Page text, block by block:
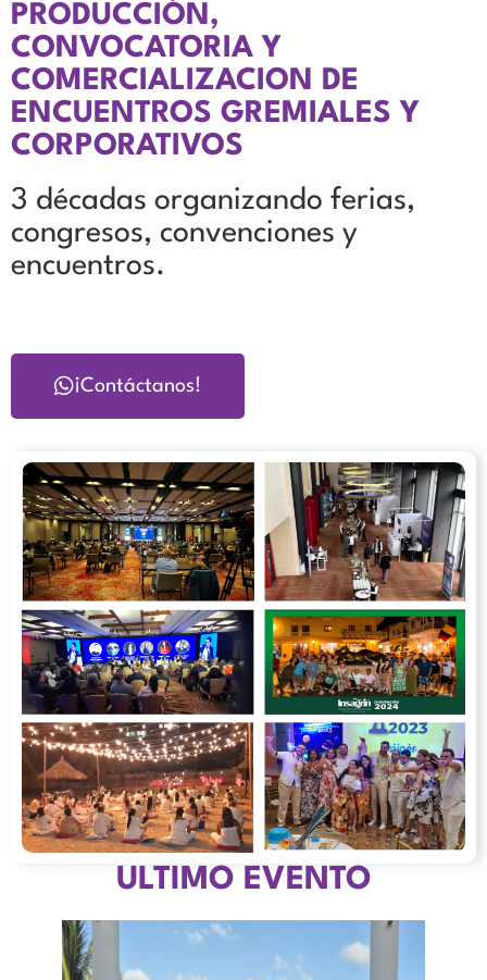
PRODUCCIÓN,
CONVOCATORIA Y
COMERCIALIZACION DE
ENCUENTROS GREMIALES Y
CORPORATIVOS
3 décadas organizando ferias,
congresos, convenciones y
encuentros.
¡Contáctanos!
ULTIMO EVENTO